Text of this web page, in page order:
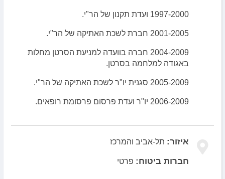
1997-2000 ועדת תקנון של הר"י.
2001-2005 חברת לשכת האתיקה של הר"י.
2004-2009 חברה בוועדה למניעת הסרטן מחלות
באגודה למלחמה בסרטן.
2005-2009 סגנית יו"ר לשכת האתיקה של הר"י.
2006-2009 יו"ר ועדת פרסום פרסומת רופאים.
איזור: תל-אביב והמרכז
חברות ביטוח: פרטי